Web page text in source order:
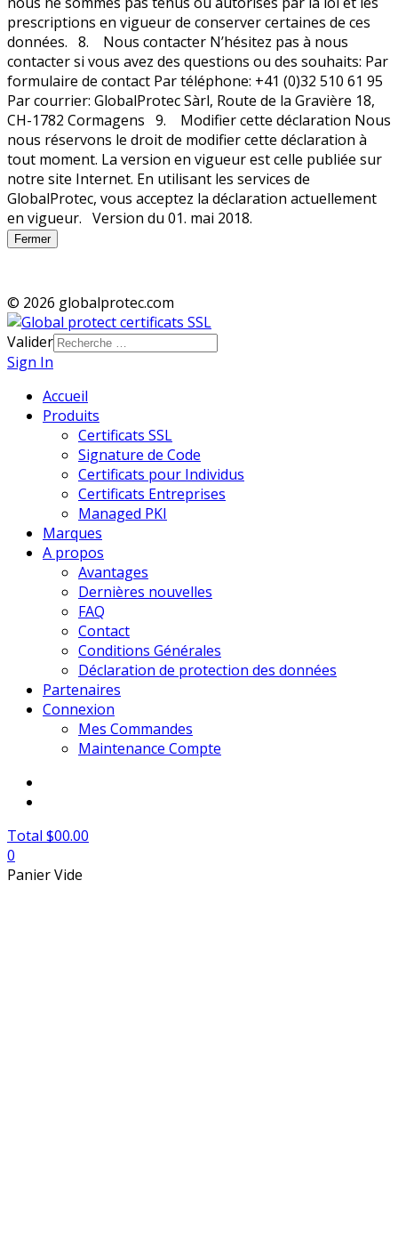
Fermer
© 2026 globalprotec.com
Valider
Sign In
Accueil
Produits
Certificats SSL
Signature de Code
Certificats pour Individus
Certificats Entreprises
Managed PKI
Marques
A propos
Avantages
Dernières nouvelles
FAQ
Contact
Conditions Générales
Déclaration de protection des données
Partenaires
Connexion
Mes Commandes
Maintenance Compte
Total $00.00
0
Panier Vide